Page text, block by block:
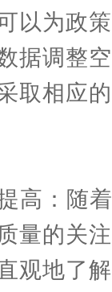
以为政
据调整
取相应
：随着
量的关
观地了